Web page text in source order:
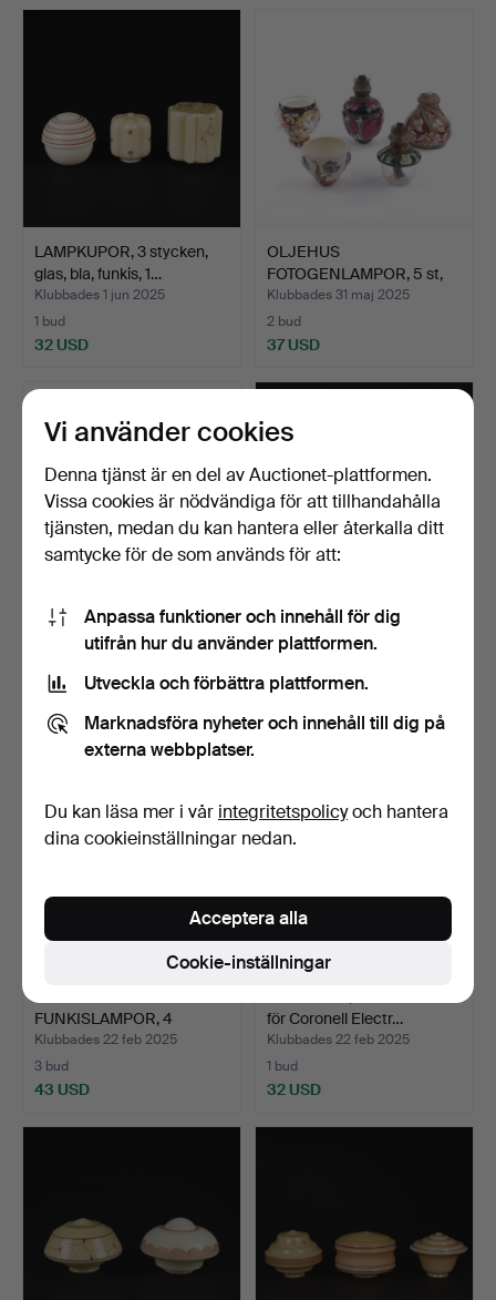
LAMPKUPOR, 3 stycken,
glas, bla, funkis, 1…
Klubbades 1 jun 2025
1 bud
32 USD
OLJEHUS
FOTOGENLAMPOR, 5 st,
majolika, 18/…
Klubbades 31 maj 2025
2 bud
37 USD
KUPA, glas, sannolikt
Orrefors.
1 bud
32 USD
LAMPKUPOR, 3 st, glas,
funkis, 1930/40-tal.
1 bud
32 USD
FUNKISLAMPOR, 4
stycken, glas, …
Klubbades 22 feb 2025
3 bud
43 USD
för Coronell Electr…
Klubbades 22 feb 2025
1 bud
32 USD
Vi använder cookies
Denna tjänst är en del av Auctionet-plattformen.
Vissa cookies är nödvändiga för att tillhandahålla
tjänsten, medan du kan hantera eller återkalla ditt
samtycke för de som används för att:
Anpassa funktioner och innehåll för dig
utifrån hur du använder plattformen.
Utveckla och förbättra plattformen.
Marknadsföra nyheter och innehåll till dig på
externa webbplatser.
Du kan läsa mer i vår integritetspolicyoch hantera
dina cookieinställningar nedan.
Cookie-inställningar
Acceptera alla